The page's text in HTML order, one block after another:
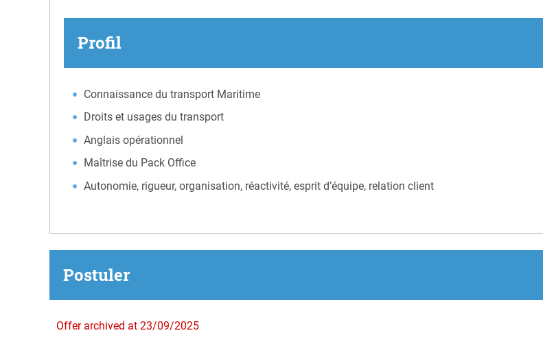
Profil
Connaissance du transport Maritime
Droits et usages du transport
Anglais opérationnel
Maîtrise du Pack Office
Autonomie, rigueur, organisation, réactivité, esprit d’équipe, relation client
Postuler
Offer archived at 23/09/2025